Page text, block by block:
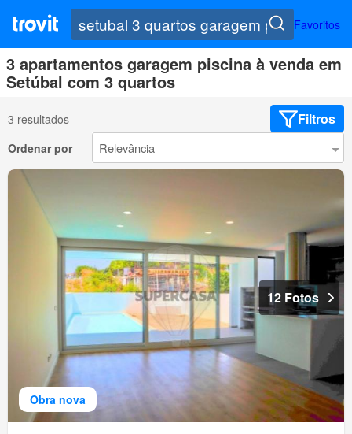
Favoritos
3 apartamentos garagem piscina à venda em
Setúbal com 3 quartos
3 resultados Filtros
Ordenar por
Obra nova
12 Fotos